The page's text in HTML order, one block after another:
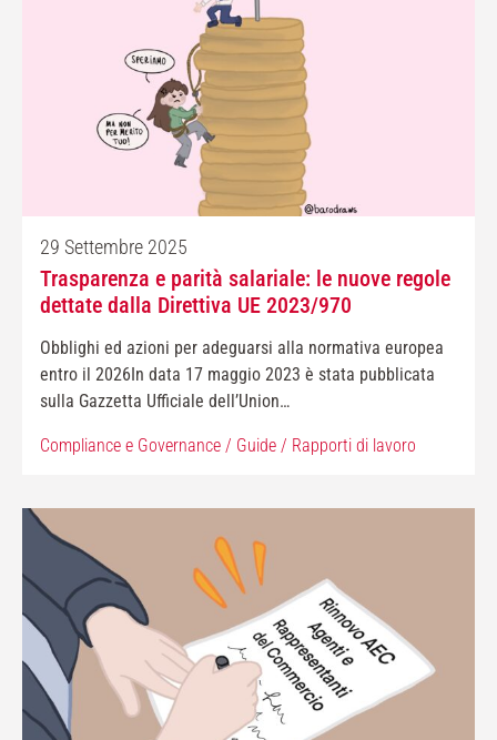
29 Settembre 2025
Trasparenza e parità salariale: le nuove regole
dettate dalla Direttiva UE 2023/970
Obblighi ed azioni per adeguarsi alla normativa europea
entro il 2026In data 17 maggio 2023 è stata pubblicata
sulla Gazzetta Ufficiale dell’Union…
Compliance e Governance / Guide / Rapporti di lavoro